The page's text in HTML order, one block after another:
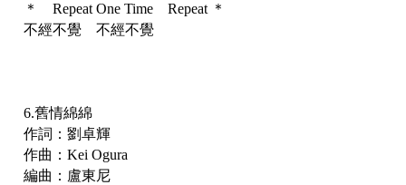
＊ Repeat One Time Repeat ＊
不經不覺 不經不覺
6.舊情綿綿
作詞：劉卓輝
作曲：Kei Ogura
編曲：盧東尼